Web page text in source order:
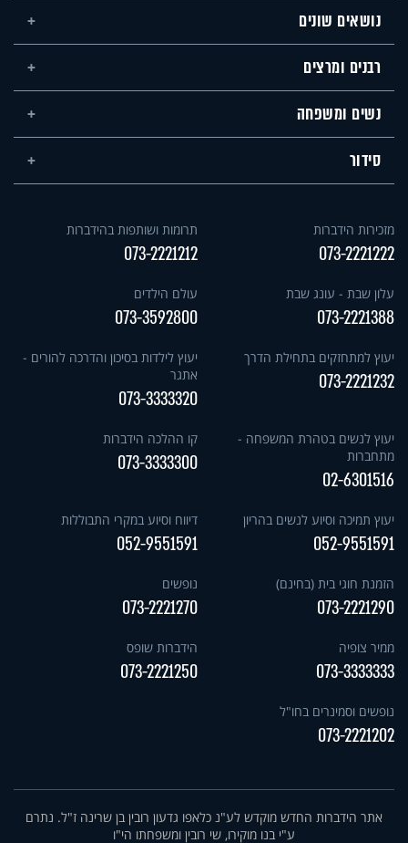
נושאים שונים
רבנים ומרצים
נשים ומשפחה
סידור
מזכירות הידברות
073-2221222
תרומות ושותפות בהידברות
073-2221212
עלון שבת - עונג שבת
073-2221388
עולם הילדים
073-3592800
יעוץ למתחזקים בתחילת הדרך
073-2221232
יעוץ לילדות בסיכון והדרכה להורים -
אתגר
073-3333320
יעוץ לנשים בטהרת המשפחה -
מתחברות
02-6301516
קו ההלכה הידברות
073-3333300
יעוץ תמיכה וסיוע לנשים בהריון
052-9551591
דיווח וסיוע במקרי התבוללות
052-9551591
הזמנת חוגי בית (בחינם)
073-2221290
נופשים
073-2221270
ממיר צופיה
073-3333333
הידברות שופס
073-2221250
נופשים וסמינרים בחו"ל
073-2221202
אתר הידברות החדש מוקדש לע"נ כלאפו גדעון רובין בן שרינה ז"ל. נתרם
ע"י בנו מוקירו, שי רובין ומשפחתו הי"ו